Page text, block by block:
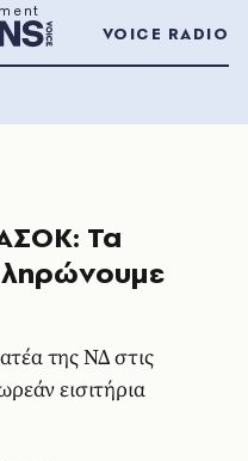
VOICE RADIO
Τα
της ΝΔ στις
εισιτήρια